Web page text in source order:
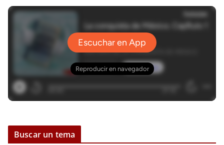
Buscar un tema